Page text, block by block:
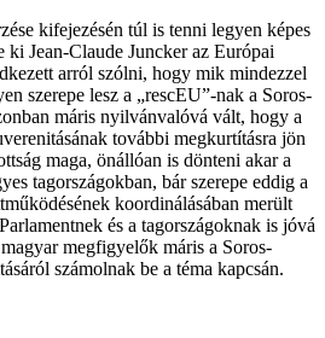
kifejezésén túl is tenni legyen képes
ki Jean-Claude Juncker az Európai
arról szólni, hogy mik mindezzel
szerepe lesz a „rescEU”-nak a Soros-
máris nyilvánvalóvá vált, hogy a
további megkurtításra jön
maga, önállóan is dönteni akar a
tagországokban, bár szerepe eddig a
koordinálásában merült
és a tagországoknak is jóvá
megfigyelők máris a Soros-
számolnak be a téma kapcsán.